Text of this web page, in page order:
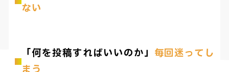
ない
「何を投稿すればいいのか」 毎回迷ってし